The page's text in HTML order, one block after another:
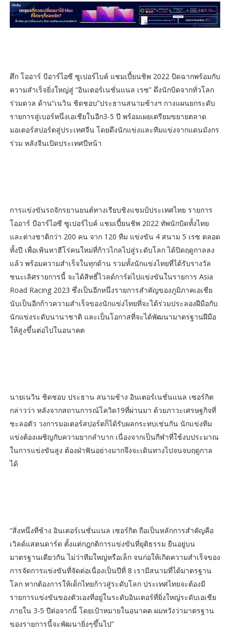
ศึก โออาร์ บีอาร์ไอซี ซูเปอร์ไบค์ แชมเปี้ยนชิพ 2022 ปิดฉากพร้อมกับ
ความสำเร็จยิ่งใหญ่สู่ “อินเตอร์เนชั่นแนล เรซ” ดึงนักบิดจากทั่วโลก
ร่วมดวล ด้าน“เนวิน ชิดชอบ”ประธานสนามช้างฯ กางแผนยกระดับ
รายการสู่เบอร์หนึ่งเอเชียในอีก3-5 ปี พร้อมเผยเตรียมขยายตลาด
มอเตอร์สปอร์ตสู่ประเทศจีน โดยดึงนักแข่งและทีมแข่งจากแดนมังกร
ร่วม หลังจีนเปิดประเทศปีหน้า
การแข่งขันรถจักรยานยนต์ทางเรียบชิงแชมป์ประเทศไทย รายการ
โออาร์ บีอาร์ไอซี ซูเปอร์ไบค์ แชมเปี้ยนชิพ 2022 ทัพนักบิดทั้งไทย
และต่างชาติกว่า 200 คน จาก 120 ทีม แข่งขัน 4 สนาม 5 เรซ ตลอด
ทั้งปี เพื่อเฟ้นหาฮีโร่คนใหม่ที่ก้าวไกลไปสู่ระดับโลก ได้ปิดฤดูกาลลง
แล้ว พร้อมความสำเร็จในทุกด้าน รวมทั้งนักแข่งไทยที่ได้รับรางวัล
ชนะเลิศรายการนี้ จะได้สิทธิ์ไวลด์การ์ดไปแข่งขันในรายการ Asia
Road Racing 2023 ซึ่งเป็นอีกหนึ่งรายการสำคัญของภูมิภาคเอเชีย
นับเป็นอีกก้าวความสำเร็จของนักแข่งไทยที่จะได้ร่วมประลองฝีมือกับ
นักแข่งระดับนานาชาติ และเป็นโอกาสที่จะได้พัฒนามาตรฐานฝีมือ
ให้สูงขึ้นต่อไปในอนาคต
นายเนวิน ชิดชอบ ประธาน สนามช้าง อินเตอร์เนชั่นแนล เซอร์กิต
กล่าวว่า หลังจากสถานการณ์โควิด19ที่ผ่านมา ด้วยภาวะเศรษฐกิจที่
ชะลอตัว วงการมอเตอร์สปอร์ตก็ได้รับผลกระทบเช่นกัน นักแข่งทีม
แข่งต้องเผชิญกับความยากลำบาก เนื่องจากเป็นกีฬาที่ใช้งบประมาณ
ในการแข่งขันสูง ต้องฝ่าฟันอย่างมากจึงจะเดินทางไปจนจบฤดูกาล
ได้
“สิ่งหนึ่งที่ช้าง อินเตอร์เนชั่นแนล เซอร์กิต ถือเป็นหลักการสำคัญคือ
เวิลด์แสตนดาร์ด ตั้งแต่กฎกติการแข่งขันที่ยุติธรรม ยืนอยู่บน
มาตรฐานเดียวกัน ไม่ว่าทีมใหญ่หรือเล็ก จนก่อให้เกิดความสำเร็จของ
การจัดการแข่งขันที่จัดต่อเนื่องเป็นปีที่ 8 เรามีสนามที่ได้มาตรฐาน
โลก หากต้องการให้เด็กไทยก้าวสู่ระดับโลก ประเทศไทยจะต้องมี
รายการแข่งขันของตัวเองที่อยู่ในระดับอินเตอร์ที่ยิ่งใหญ่ระดับเอเชีย
ภายใน 3-5 ปีต่อจากนี้ โดยเป้าหมายในอนาคต ผมหวังว่ามาตรฐาน
ของรายการนี้จะพัฒนายิ่งๆขึ้นไป”